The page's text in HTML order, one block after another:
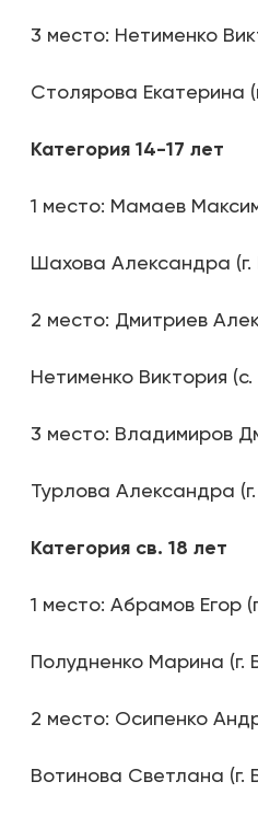
3 место: Нетименко
Столярова Екатерина
Категория 14-17 лет
1 место: Мамаев
Шахова Александра (г.
2 место: Дмитриев
Нетименко Виктория
3 место: Владимиров
Турлова Александра
Категория св. 18 лет
1 место: Абрамов Егор
Полудненко Марина (г.
2 место: Осипенко
Вотинова Светлана (г.